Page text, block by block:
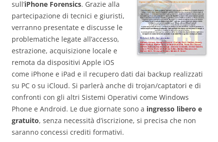
sull’iPhone Forensics. Grazie alla
partecipazione di tecnici e giuristi,
verranno presentate e discusse le
problematiche legate all’accesso,
estrazione, acquisizione locale e
remota da dispositivi Apple iOS
come iPhone e iPad e il recupero dati dai backup realizzati
su PC o su iCloud. Si parlerà anche di trojan/captatori e di
confronti con gli altri Sistemi Operativi come Windows
Phone e Android. Le due giornate sono a ingresso libero e
gratuito, senza necessità d’iscrizione, si precisa che non
saranno concessi crediti formativi.